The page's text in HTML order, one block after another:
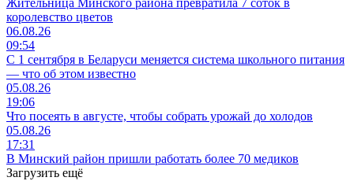
Жительница Минского района превратила 7 соток в
королевство цветов
06.08.26
09:54
С 1 сентября в Беларуси меняется система школьного питания
— что об этом известно
05.08.26
19:06
Что посеять в августе, чтобы собрать урожай до холодов
05.08.26
17:31
В Минский район пришли работать более 70 медиков
Загрузить ещё